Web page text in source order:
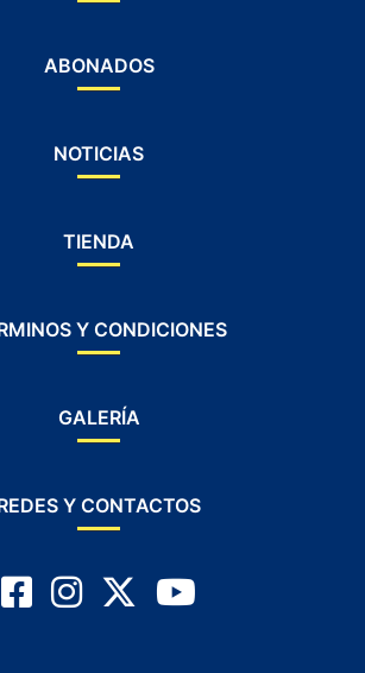
ABONADOS
NOTICIAS
TIENDA
Y CONDICIONES
GALERÍA
Y CONTACTOS